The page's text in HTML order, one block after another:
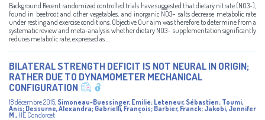
Background Recent randomized controlled trials have suggested that dietary nitrate (NO3-),
found in beetroot and other vegetables, and inorganic NO3− salts decrease metabolic rate
under resting and exercise conditions. Objective Our aim was therefore to determine from a
systematic review and meta-analysis whether dietary NO3− supplementation significantly
reduces metabolic rate, expressed as ...
BILATERAL STRENGTH DEFICIT IS NOT NEURAL IN ORIGIN;
RATHER DUE TO DYNAMOMETER MECHANICAL
CONFIGURATION
18 décembre 2015 Simoneau-Buessinger, Emilie; Leteneur, Sébastien; Toumi,
Anis; Dessurne, Alexandra; Gabrielli, François; Barbier, Franck; Jakobi, Jennifer
M., HE Condorcet